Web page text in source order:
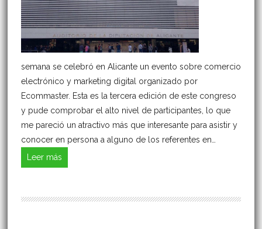
semana se celebró en Alicante un evento sobre comercio
electrónico y marketing digital organizado por
Ecommaster. Esta es la tercera edición de este congreso
y pude comprobar el alto nivel de participantes, lo que
me pareció un atractivo más que interesante para asistir y
conocer en persona a alguno de los referentes en…
Leer más